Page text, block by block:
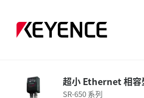
超小 Ethernet 相容
SR-650 系列